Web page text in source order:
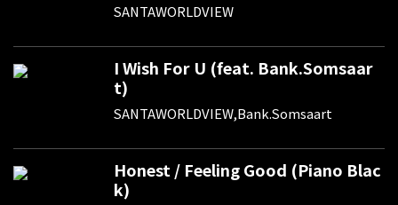
SANTAWORLDVIEW
I Wish For U (feat. Bank.Somsaar
t)
SANTAWORLDVIEW,Bank.Somsaart
Honest / Feeling Good (Piano Blac
k)